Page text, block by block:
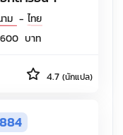
าม - ไทย
600 บาท
4.7 (นักแปล)